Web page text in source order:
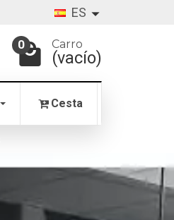
ES
0 Carro
(vacío)
Cesta